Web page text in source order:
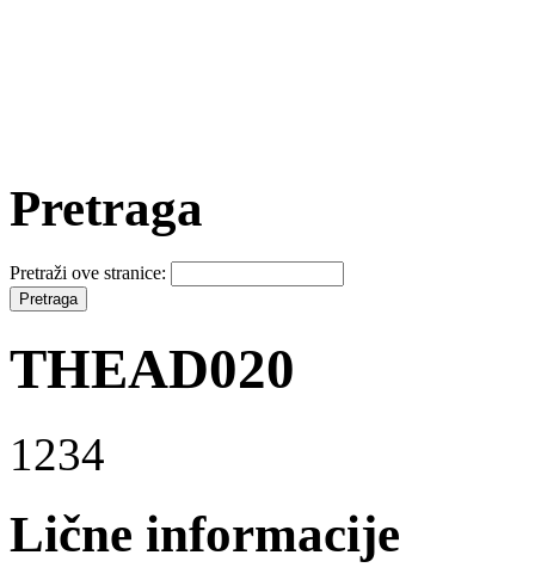
Pretraga
Pretraži ove stranice:
THEAD020
1234
Lične informacije